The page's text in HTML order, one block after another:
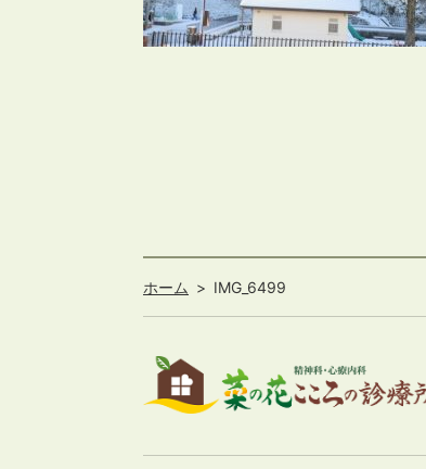
ホーム IMG_6499